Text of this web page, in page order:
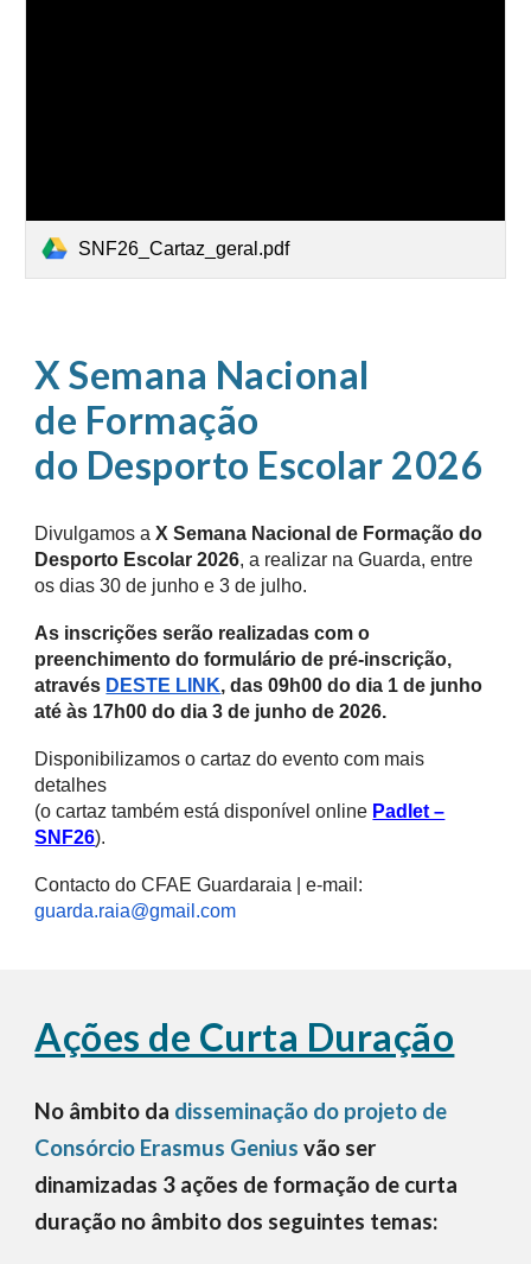
SNF26_Cartaz_geral.pdf
X Semana Nacional
de Formação
do Desporto Escolar 2026
Divulgamos aX Semana Nacional de Formação do
Desporto Escolar 2026, a realizar na Guarda, entre
os dias 30 de junho e 3 de julho.
As inscrições serão realizadas com o
preenchimento do formulário de pré-inscrição,
através DESTE LINK, das 09h00 do dia 1 de junho
até às 17h00 do dia 3 de junho de 2026.
Disponibilizamos o cartaz do evento com mais
detalhes
(o cartaz também está disponível online Padlet –
SNF26).
Contacto do CFAE Guardaraia | e-mail:
guarda.raia@gmail.com
Ações de Curta Duração
No âmbito da disseminação do projeto de
Consórcio Erasmus Genius vão ser
dinamizadas 3 ações de formação de curta
duração no âmbito dos seguintes temas: